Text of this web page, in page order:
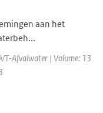
aan het
Afvalwater | Volume: 13